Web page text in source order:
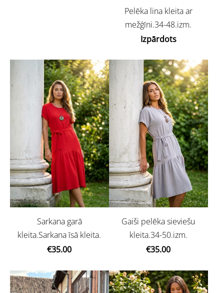
Pelēka lina kleita ar
mežģīni.34-48.izm.
Izpārdots
Sarkana garā
kleita.Sarkana īsā kleita.
€35.00
Gaiši pelēka sieviešu
kleita.34-50.izm.
€35.00